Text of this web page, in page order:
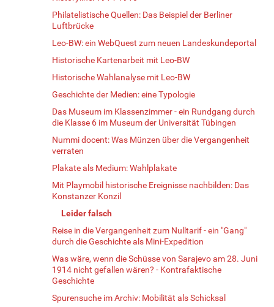
Philatelistische Quellen: Das Beispiel der Berliner
Luftbrücke
Leo-BW: ein WebQuest zum neuen Landeskundeportal
Historische Kartenarbeit mit Leo-BW
Historische Wahlanalyse mit Leo-BW
Geschichte der Medien: eine Typologie
Das Museum im Klassenzimmer - ein Rundgang durch
die Klasse 6 im Museum der Universität Tübingen
Nummi docent: Was Münzen über die Vergangenheit
verraten
Plakate als Medium: Wahlplakate
Mit Playmobil historische Ereignisse nachbilden: Das
Konstanzer Konzil
Leider falsch
Reise in die Vergangenheit zum Nulltarif - ein "Gang"
durch die Geschichte als Mini-Expedition
Was wäre, wenn die Schüsse von Sarajevo am 28. Juni
1914 nicht gefallen wären? - Kontrafaktische
Geschichte
Spurensuche im Archiv: Mobilität als Schicksal